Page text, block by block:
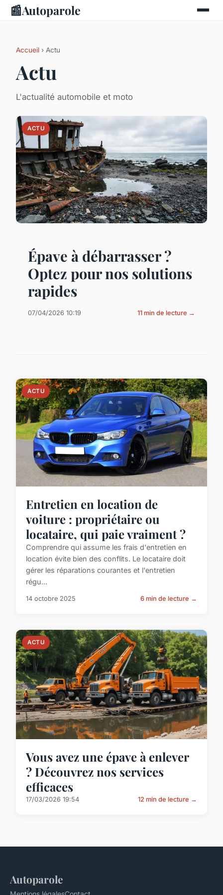
📰Autoparole
Accueil › Actu
Actu
L'actualité automobile et moto
ACTU
Épave à débarrasser ?
Optez pour nos solutions
rapides
07/04/2026 10:19 11 min de lecture →
ACTU
Entretien en location de
voiture : propriétaire ou
locataire, qui paie vraiment ?
Comprendre qui assume les frais d'entretien en
location évite bien des conflits. Le locataire doit
gérer les réparations courantes et l'entretien
régu...
14 octobre 2025 6 min de lecture →
ACTU
Vous avez une épave à enlever
? Découvrez nos services
efficaces
17/03/2026 19:54 12 min de lecture →
Autoparole